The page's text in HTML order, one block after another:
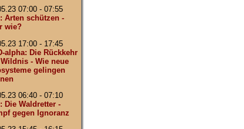
07:00 - 07:55
Arten schützen -
wie?
17:00 - 17:45
alpha: Die Rückkehr
- Wie neue
gelingen
06:40 - 07:10
Die Waldretter -
gegen Ignoranz